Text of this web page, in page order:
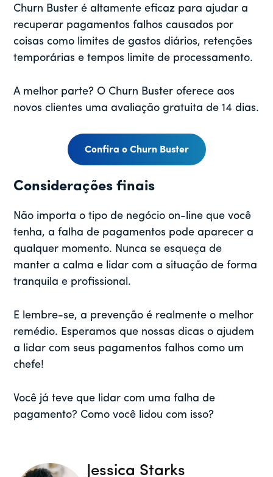
Churn Buster é altamente eficaz para ajudar a
recuperar pagamentos falhos causados por
coisas como limites de gastos diários, retenções
temporárias e tempos limite de processamento.
A melhor parte? O Churn Buster oferece aos
novos clientes uma avaliação gratuita de 14 dias.
Confira o Churn Buster
Considerações finais
Não importa o tipo de negócio on-line que você
tenha, a falha de pagamentos pode aparecer a
qualquer momento. Nunca se esqueça de
manter a calma e lidar com a situação de forma
tranquila e profissional.
E lembre-se, a prevenção é realmente o melhor
remédio. Esperamos que nossas dicas o ajudem
a lidar com seus pagamentos falhos como um
chefe!
Você já teve que lidar com uma falha de
pagamento? Como você lidou com isso?
Jessica Starks